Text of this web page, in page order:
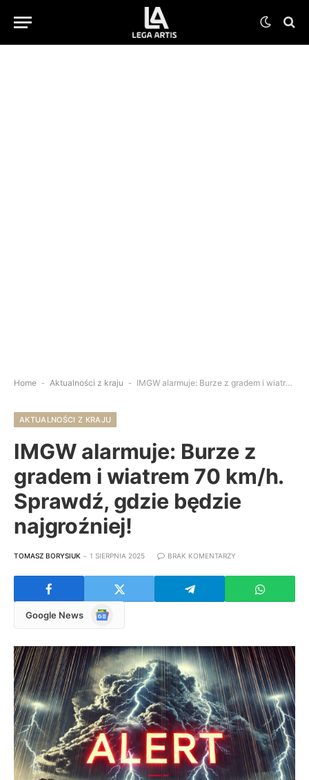
Home - Aktualności z kraju - IMGW alarmuje: Burze z gradem i wiatrem 70 km/h. Sprawdź, gdzie będzie najgroźniej!
AKTUALNOŚCI Z KRAJU
IMGW alarmuje: Burze z
gradem i wiatrem 70 km/h.
Sprawdź, gdzie będzie
najgroźniej!
TOMASZ BORYSIUK 1 SIERPNIA 2025 BRAK KOMENTARZY
Google News
Google